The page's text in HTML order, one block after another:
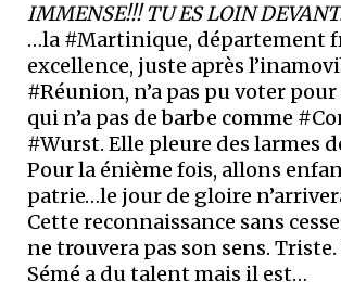
IMMENSE!!! TU ES LOIN
…la #Martinique, département
excellence, juste après
#Réunion, n’a pas pu voter
qui n’a pas de barbe comme
#Wurst. Elle pleure des larmes
Pour la énième fois, allons
patrie…le jour de gloire
Cette reconnaissance sans
ne trouvera pas son sens. Triste.
Sémé a du talent mais il est…